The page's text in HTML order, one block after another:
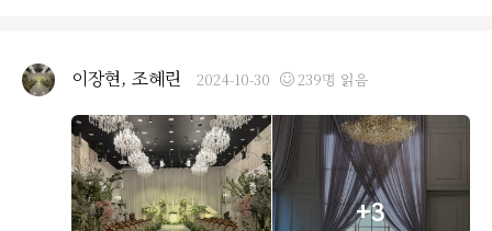
보통 웨딩홀 뷔페가면 많이 먹는 육회랑 사시미는 좀 아쉬
운 맛이었어요. 개인적으로 육회 너무 좋아하는데, 기억에
남지 않는 맛이랄까요. 아, 음료가 밖에 있는 것도 좀 아쉬
웠어요. 안내판이 눈에 잘 띄지 않아서 저희도 음료 어디있
냐고 직원분께 여쭤봤던 것 같아요. 그리고 커피머신도 다
른 곳에 배치되어 있어서 전혀 찾지 못할 공간에 있는 점이
이장현, 조혜린 2024-10-30 239명 읽음
+3